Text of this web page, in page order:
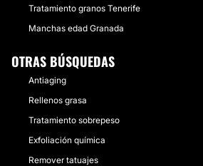
Tratamiento granos Tenerife
Manchas edad Granada
OTRAS BÚSQUEDAS
Antiaging
Rellenos grasa
Tratamiento sobrepeso
Exfoliación química
Remover tatuajes